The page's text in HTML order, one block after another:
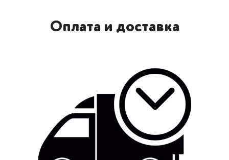
Оплата и доставка